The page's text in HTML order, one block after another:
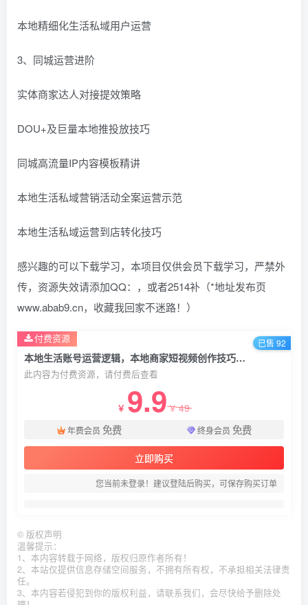
本地精细化生活私域用户运营
3、同城运营进阶
实体商家达人对接提效策略
DOU+及巨量本地推投放技巧
同城高流量IP内容模板精讲
本地生活私域营销活动全案运营示范
本地生活私域运营到店转化技巧
感兴趣的可以下载学习，本项目仅供会员下载学习，严禁外
传，资源失效请添加QQ：，或者2514补（*地址发布页
www.abab9.cn，收藏我回家不迷路！）
本地生活账号运营逻辑，本地商家短视频创作技巧，线上引流线下获客运营闭环全案示范
此内容为付费资源，请付费后查看
￥ 9.9￥49
年费会员 免费 终身会员 免费
立即购买
您当前未登录！建议登陆后购买，可保存购买订单
付费资源 已售 92
© 版权声明
温馨提示：
1、本内容转载于网络，版权归原作者所有！
2、本站仅提供信息存储空间服务，不拥有所有权，不承担相关法律责
任。
3、本内容若侵犯到你的版权利益，请联系我们，会尽快给予删除处